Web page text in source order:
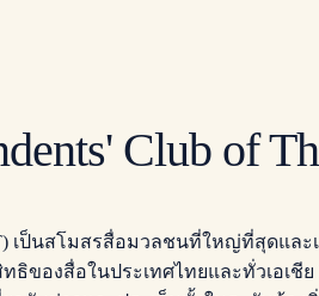
Club of
เป็นสโมสรสื่อมวลชนที่ใหญ่ที่สุดแ
ของสื่อในประเทศไทยและทั่วเอเชีย